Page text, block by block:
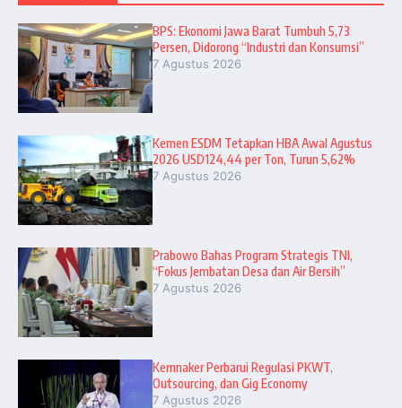
BPS: Ekonomi Jawa Barat Tumbuh 5,73
Persen, Didorong “Industri dan Konsumsi”
7 Agustus 2026
Kemen ESDM Tetapkan HBA Awal Agustus
2026 USD124,44 per Ton, Turun 5,62%
7 Agustus 2026
Prabowo Bahas Program Strategis TNI,
“Fokus Jembatan Desa dan Air Bersih”
7 Agustus 2026
Kemnaker Perbarui Regulasi PKWT,
Outsourcing, dan Gig Economy
7 Agustus 2026